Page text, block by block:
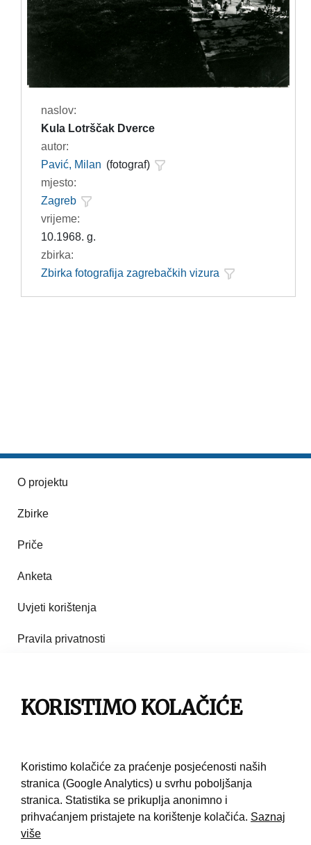
naslov:
Kula Lotrščak Dverce
autor:
Pavić, Milan (fotograf)
mjesto:
Zagreb
vrijeme:
10.1968. g.
zbirka:
Zbirka fotografija zagrebačkih vizura
O projektu
Zbirke
Priče
Anketa
Uvjeti korištenja
Pravila privatnosti
Pravila korištenja
KORISTIMO KOLAČIĆE
Koristimo kolačiće za praćenje posjećenosti naših
stranica (Google Analytics) u svrhu poboljšanja
stranica. Statistika se prikuplja anonimno i
prihvaćanjem pristajete na korištenje kolačića. Saznaj
više